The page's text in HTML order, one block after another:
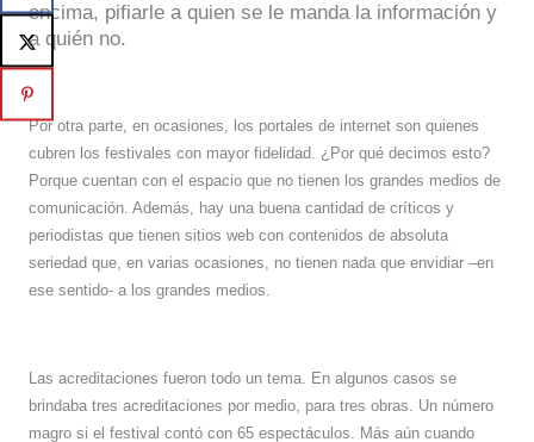
encima, pifiarle a quien se le manda la información y
a quién no.
Por otra parte, en ocasiones, los portales de internet son quienes
cubren los festivales con mayor fidelidad. ¿Por qué decimos esto?
Porque cuentan con el espacio que no tienen los grandes medios de
comunicación. Además, hay una buena cantidad de críticos y
periodistas que tienen sitios web con contenidos de absoluta
seriedad que, en varias ocasiones, no tienen nada que envidiar –en
ese sentido- a los grandes medios.
Las acreditaciones fueron todo un tema. En algunos casos se
brindaba tres acreditaciones por medio, para tres obras. Un número
magro si el festival contó con 65 espectáculos. Más aún cuando